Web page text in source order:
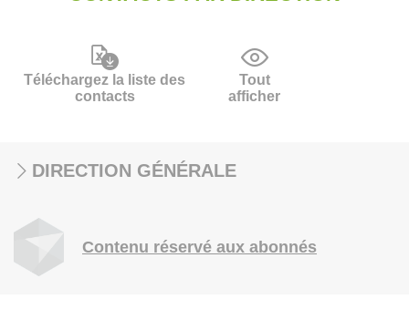
Téléchargez la liste des
contacts
Tout
afficher
DIRECTION GÉNÉRALE
Contenu réservé aux abonnés